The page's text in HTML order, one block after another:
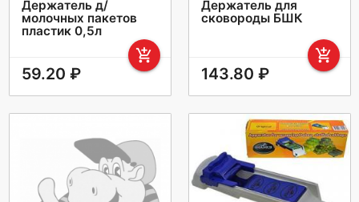
Держатель д/
молочных пакетов
пластик 0,5л
add_shopping_cart
59.20 ₽
Держатель для
сковороды БШК
add_shopping_cart
143.80 ₽